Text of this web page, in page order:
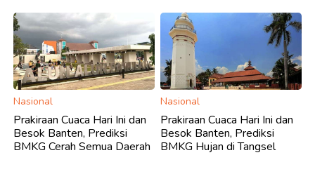
Nasional
Prakiraan Cuaca Hari Ini dan
Besok Banten, Prediksi
BMKG Cerah Semua Daerah
Nasional
Prakiraan Cuaca Hari Ini dan
Besok Banten, Prediksi
BMKG Hujan di Tangsel